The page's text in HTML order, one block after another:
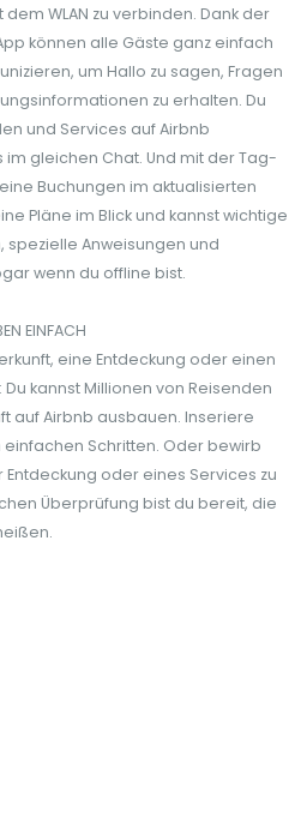
WLAN zu verbinden. Dank der
können alle Gäste ganz einfach
um Hallo zu sagen, Fragen
zu erhalten. Du
und Services auf Airbnb
gleichen Chat. Und mit der Tag-
Buchungen im aktualisierten
Pläne im Blick und kannst wichtige
spezielle Anweisungen und
wenn du offline bist.
EINFACH
eine Entdeckung oder einen
kannst Millionen von Reisenden
auf Airbnb ausbauen. Inseriere
Schritten. Oder bewirb
oder eines Services zu
Überprüfung bist du bereit, die